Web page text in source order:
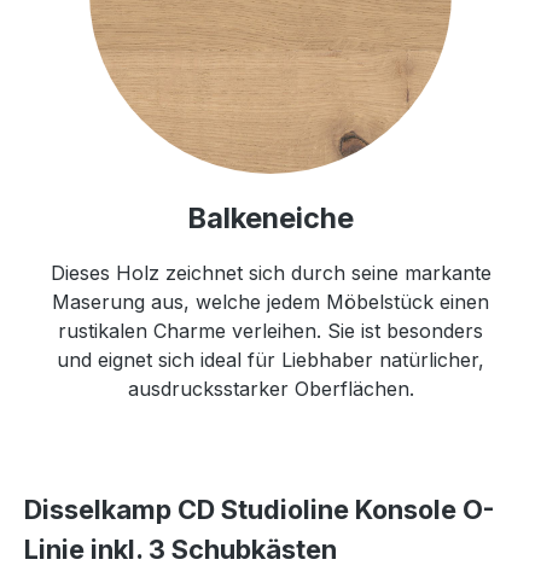
Balkeneiche
Dieses Holz zeichnet sich durch seine markante
Maserung aus, welche jedem Möbelstück einen
rustikalen Charme verleihen. Sie ist besonders
und eignet sich ideal für Liebhaber natürlicher,
ausdrucksstarker Oberflächen.
Disselkamp CD Studioline Konsole O-
Linie inkl. 3 Schubkästen